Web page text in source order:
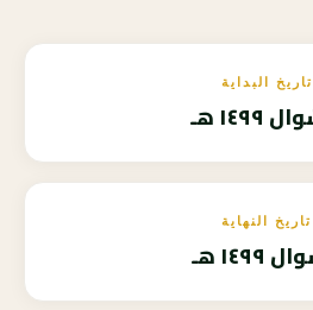
تاريخ البداية
تاريخ النهاية